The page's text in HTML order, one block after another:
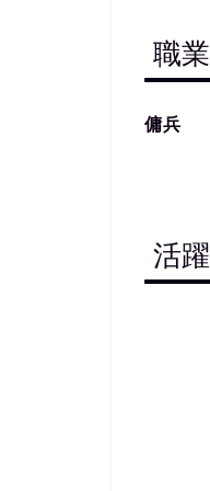
職業
傭兵
活躍